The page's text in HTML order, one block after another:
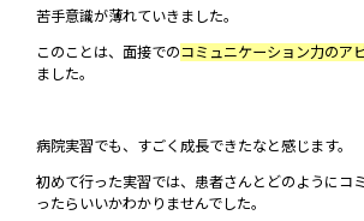
苦手意識が薄れていきました。
このことは、面接でのコミュニケーション力のア
ました。
病院実習でも、すごく成長できたなと感じます。
初めて行った実習では、患者さんとどのようにコ
ったらいいかわかりませんでした。